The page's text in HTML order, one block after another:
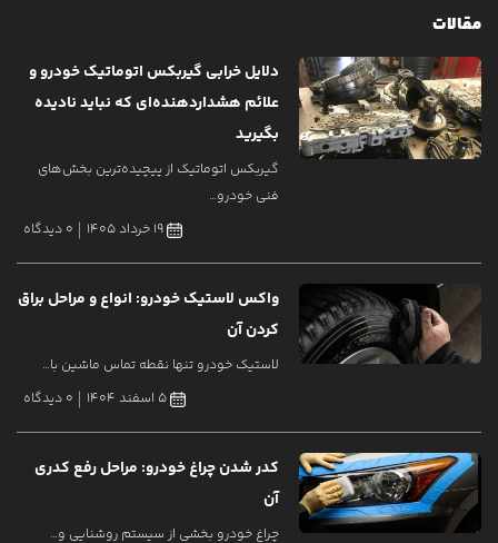
مقالات
دلایل خرابی گیربکس اتوماتیک خودرو و
علائم هشداردهنده‌ای که نباید نادیده
بگیرید
گیربکس اتوماتیک از پیچیده‌ترین بخش‌های
فنی خودرو…
19 خرداد 1405
0 دیدگاه
واکس لاستیک خودرو: انواع و مراحل براق
کردن آن
لاستیک خودرو تنها نقطه تماس ماشین با…
5 اسفند 1404
0 دیدگاه
کدر شدن چراغ خودرو: مراحل رفع کدری
آن
چراغ خودرو بخشی از سیستم روشنایی و…